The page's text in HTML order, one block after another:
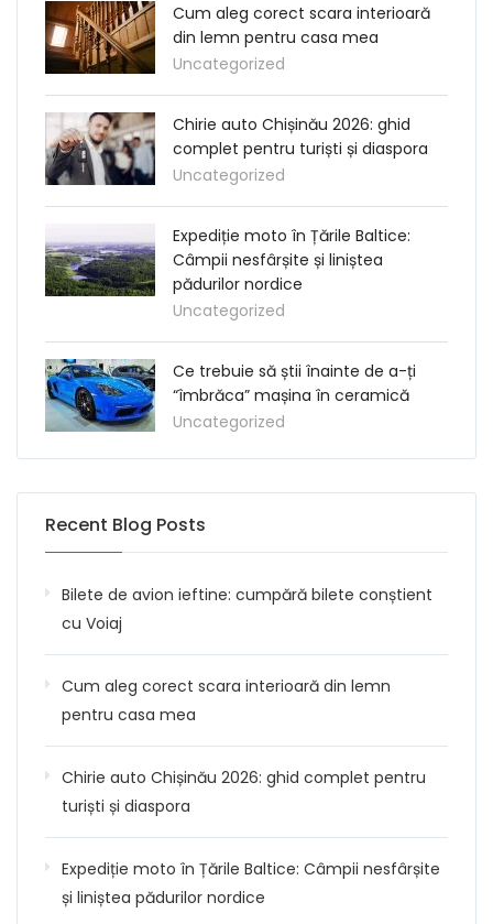
Cum aleg corect scara interioară
din lemn pentru casa mea
Uncategorized
Chirie auto Chișinău 2026: ghid
complet pentru turiști și diaspora
Uncategorized
Expediție moto în Țările Baltice:
Câmpii nesfârșite și liniștea
pădurilor nordice
Uncategorized
Ce trebuie să știi înainte de a-ți
“îmbrăca” mașina în ceramică
Uncategorized
Recent Blog Posts
Bilete de avion ieftine: cumpără bilete conștient
cu Voiaj
Cum aleg corect scara interioară din lemn
pentru casa mea
Chirie auto Chișinău 2026: ghid complet pentru
turiști și diaspora
Expediție moto în Țările Baltice: Câmpii nesfârșite
și liniștea pădurilor nordice